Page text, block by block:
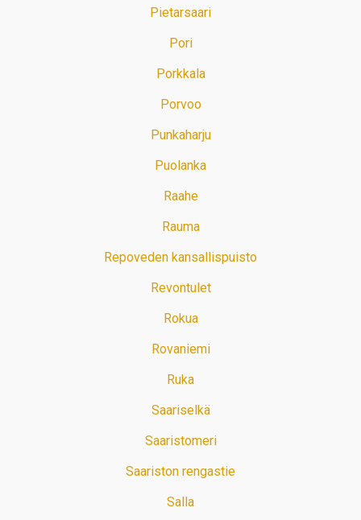
Pietarsaari
Pori
Porkkala
Porvoo
Punkaharju
Puolanka
Raahe
Rauma
Repoveden kansallispuisto
Revontulet
Rokua
Rovaniemi
Ruka
Saariselkä
Saaristomeri
Saariston rengastie
Salla